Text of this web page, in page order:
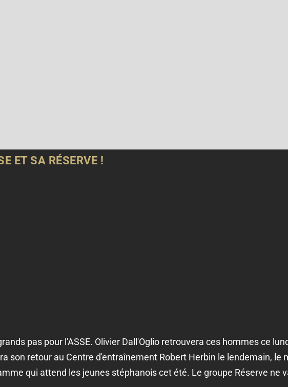
ET SA RÉSERVE !
pas pour l'ASSE. Olivier Dall'Oglio retrouvera ces hommes ce
son retour au Centre d'entraînement Robert Herbin le lendemain, le
qui attend les jeunes stéphanois cet été. Le groupe Réserve ne